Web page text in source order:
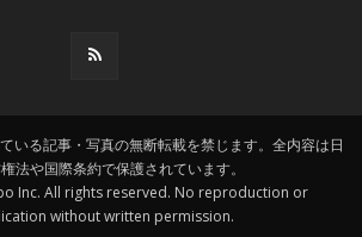
いる記事・写真の無断転載を禁じます。全内容は日
法や国際条約で保護されています。
Inc. All rights reserved. No reproduction or
without written permission.